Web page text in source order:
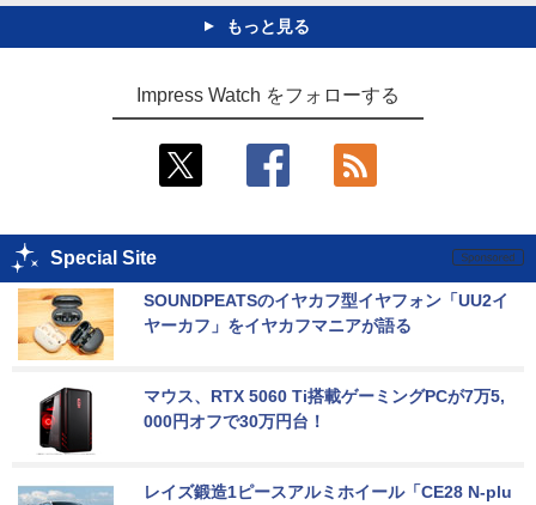
もっと見る
Impress Watch をフォローする
Special Site
SOUNDPEATSのイヤカフ型イヤフォン「UU2イ
ヤーカフ」をイヤカフマニアが語る
マウス、RTX 5060 Ti搭載ゲーミングPCが7万5,
000円オフで30万円台！
レイズ鍛造1ピースアルミホイール「CE28 N-plu